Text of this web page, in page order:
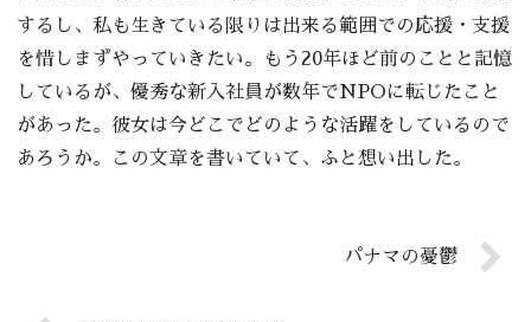
するし、私も生きている限りは出来る範囲での応援・支援
を惜しまずやっていきたい。もう20年ほど前のことと記憶
しているが、優秀な新入社員が数年でNPOに転じたこと
があった。彼女は今どこでどのような活躍をしているので
あろうか。この文章を書いていて、ふと想い出した。
パナマの憂鬱